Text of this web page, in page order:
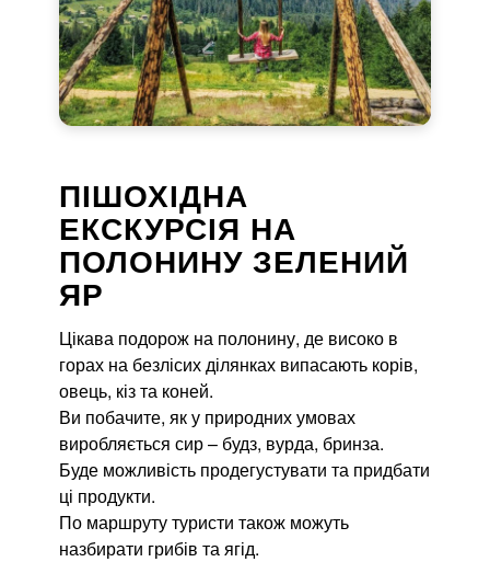
ПІШОХІДНА
ЕКСКУРСІЯ НА
ПОЛОНИНУ ЗЕЛЕНИЙ
ЯР
Цікава подорож на полонину, де високо в
горах на безлісих ділянках випасають корів,
овець, кіз та коней.
Ви побачите, як у природних умовах
виробляється сир – будз, вурда, бринза.
Буде можливість продегустувати та придбати
ці продукти.
По маршруту туристи також можуть
назбирати грибів та ягід.